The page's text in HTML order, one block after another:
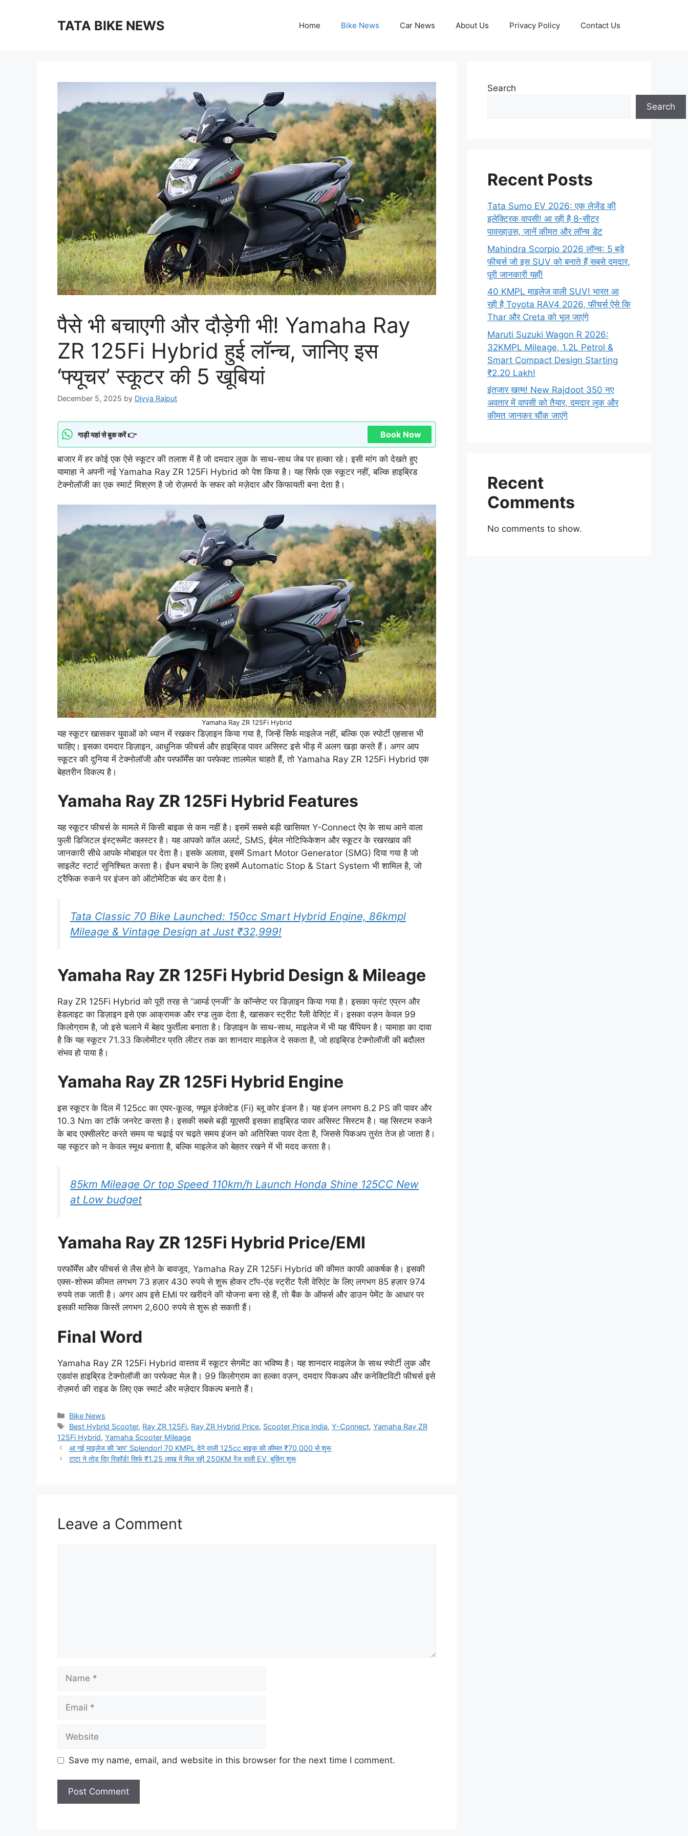
TATA BIKE NEWS Home Bike News Car News About Us Privacy Policy Contact Us
पैसे भी बचाएगी और दौड़ेगी भी! Yamaha Ray
ZR 125Fi Hybrid हुई लॉन्च, जानिए इस
‘फ्यूचर’ स्कूटर की 5 खूबियां
December 5, 2025 by Divya Rajput
गाड़ी यहां से बुक करें 👉 Book Now
बाजार में हर कोई एक ऐसे स्कूटर की तलाश में है जो दमदार लुक के साथ-साथ जेब पर हल्का रहे। इसी मांग को देखते हुए
यामाहा ने अपनी नई Yamaha Ray ZR 125Fi Hybrid को पेश किया है। यह सिर्फ एक स्कूटर नहीं, बल्कि हाइब्रिड
टेक्नोलॉजी का एक स्मार्ट मिश्रण है जो रोज़मर्रा के सफर को मज़ेदार और किफायती बना देता है।
Yamaha Ray ZR 125Fi Hybrid
यह स्कूटर खासकर युवाओं को ध्यान में रखकर डिज़ाइन किया गया है, जिन्हें सिर्फ माइलेज नहीं, बल्कि एक स्पोर्टी एहसास भी
चाहिए। इसका दमदार डिज़ाइन, आधुनिक फीचर्स और हाइब्रिड पावर असिस्ट इसे भीड़ में अलग खड़ा करते हैं। अगर आप
स्कूटर की दुनिया में टेक्नोलॉजी और परफॉर्मेंस का परफेक्ट तालमेल चाहते हैं, तो Yamaha Ray ZR 125Fi Hybrid एक
बेहतरीन विकल्प है।
Yamaha Ray ZR 125Fi Hybrid Features
यह स्कूटर फीचर्स के मामले में किसी बाइक से कम नहीं है। इसमें सबसे बड़ी खासियत Y-Connect ऐप के साथ आने वाला
फुली डिजिटल इंस्ट्रूमेंट क्लस्टर है। यह आपको कॉल अलर्ट, SMS, ईमेल नोटिफिकेशन और स्कूटर के रखरखाव की
जानकारी सीधे आपके मोबाइल पर देता है। इसके अलावा, इसमें Smart Motor Generator (SMG) दिया गया है जो
साइलेंट स्टार्ट सुनिश्चित करता है। ईंधन बचाने के लिए इसमें Automatic Stop & Start System भी शामिल है, जो
ट्रैफिक रुकने पर इंजन को ऑटोमेटिक बंद कर देता है।
Tata Classic 70 Bike Launched: 150cc Smart Hybrid Engine, 86kmpl
Mileage & Vintage Design at Just ₹32,999!
Yamaha Ray ZR 125Fi Hybrid Design & Mileage
Ray ZR 125Fi Hybrid को पूरी तरह से “आर्म्ड एनर्जी” के कॉन्सेप्ट पर डिज़ाइन किया गया है। इसका फ्रंट एप्रन और
हेडलाइट का डिज़ाइन इसे एक आक्रामक और रग्ड लुक देता है, खासकर स्ट्रीट रैली वेरिएंट में। इसका वज़न केवल 99
किलोग्राम है, जो इसे चलाने में बेहद फुर्तीला बनाता है। डिज़ाइन के साथ-साथ, माइलेज में भी यह चैंपियन है। यामाहा का दावा
है कि यह स्कूटर 71.33 किलोमीटर प्रति लीटर तक का शानदार माइलेज दे सकता है, जो हाइब्रिड टेक्नोलॉजी की बदौलत
संभव हो पाया है।
Yamaha Ray ZR 125Fi Hybrid Engine
इस स्कूटर के दिल में 125cc का एयर-कूल्ड, फ्यूल इंजेक्टेड (Fi) ब्लू कोर इंजन है। यह इंजन लगभग 8.2 PS की पावर और
10.3 Nm का टॉर्क जनरेट करता है। इसकी सबसे बड़ी यूएसपी इसका हाइब्रिड पावर असिस्ट सिस्टम है। यह सिस्टम रुकने
के बाद एक्सीलरेट करते समय या चढ़ाई पर चढ़ते समय इंजन को अतिरिक्त पावर देता है, जिससे पिकअप तुरंत तेज हो जाता है।
यह स्कूटर को न केवल स्मूथ बनाता है, बल्कि माइलेज को बेहतर रखने में भी मदद करता है।
85km Mileage Or top Speed 110km/h Launch Honda Shine 125CC New
at Low budget
Yamaha Ray ZR 125Fi Hybrid Price/EMI
परफॉर्मेंस और फीचर्स से लैस होने के बावजूद, Yamaha Ray ZR 125Fi Hybrid की कीमत काफी आकर्षक है। इसकी
एक्स-शोरूम कीमत लगभग 73 हज़ार 430 रुपये से शुरू होकर टॉप-एंड स्ट्रीट रैली वेरिएंट के लिए लगभग 85 हज़ार 974
रुपये तक जाती है। अगर आप इसे EMI पर खरीदने की योजना बना रहे हैं, तो बैंक के ऑफर्स और डाउन पेमेंट के आधार पर
इसकी मासिक किस्तें लगभग 2,600 रुपये से शुरू हो सकती हैं।
Final Word
Yamaha Ray ZR 125Fi Hybrid वास्तव में स्कूटर सेगमेंट का भविष्य है। यह शानदार माइलेज के साथ स्पोर्टी लुक और
एडवांस हाइब्रिड टेक्नोलॉजी का परफेक्ट मेल है। 99 किलोग्राम का हल्का वज़न, दमदार पिकअप और कनेक्टिविटी फीचर्स इसे
रोज़मर्रा की राइड के लिए एक स्मार्ट और मज़ेदार विकल्प बनाते हैं।
Categories
Bike News
Tags
Best Hybrid Scooter, Ray ZR 125Fi, Ray ZR Hybrid Price, Scooter Price India,Y-Connect,Yamaha Ray ZR
125Fi Hybrid, Yamaha Scooter Mileage
आ गई माइलेज की ‘बाप’ Splendor! 70 KMPL देने वाली 125cc बाइक की कीमत ₹70,000 से शुरू
टाटा ने तोड़ दिए रिकॉर्ड! सिर्फ ₹1.25 लाख में मिल रही 250KM रेंज वाली EV, बुकिंग शुरू
Leave a Comment
Save my name, email, and website in this browser for the next time I comment.
Search
Search
Recent Posts
Tata Sumo EV 2026: एक लेजेंड की
इलेक्ट्रिक वापसी! आ रही है 8-सीटर
पावरहाउस, जानें कीमत और लॉन्च डेट
Mahindra Scorpio 2026 लॉन्च: 5 बड़े
फीचर्स जो इस SUV को बनाते हैं सबसे दमदार,
पूरी जानकारी यहाँ!
40 KMPL माइलेज वाली SUV! भारत आ
रही है Toyota RAV4 2026, फीचर्स ऐसे कि
Thar और Creta को भूल जाएंगे
Maruti Suzuki Wagon R 2026:
32KMPL Mileage, 1.2L Petrol &
Smart Compact Design Starting
₹2.20 Lakh!
इंतजार खत्म! New Rajdoot 350 नए
अवतार में वापसी को तैयार, दमदार लुक और
कीमत जानकर चौंक जाएंगे
Recent
Comments
No comments to show.